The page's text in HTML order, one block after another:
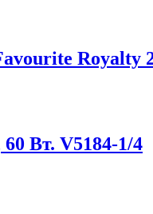
Royalty
Вт. V5184-1/4